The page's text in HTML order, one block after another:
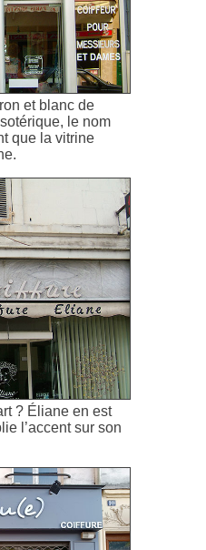
et blanc de
le nom
que la vitrine
? Éliane en est
l’accent sur son